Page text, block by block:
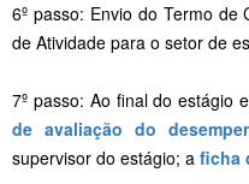
6º passo: Envio do Termo de
de Atividade para o setor de
7º passo: Ao final do estágio
de avaliação do
supervisor do estágio; a ficha